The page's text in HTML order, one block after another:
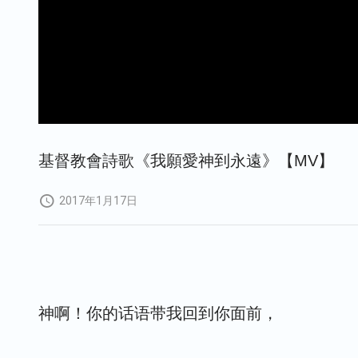
基督教會詩歌《我願愛神到永遠》【MV】
2017年1月17日
神啊！你的话语带我回到你面前，